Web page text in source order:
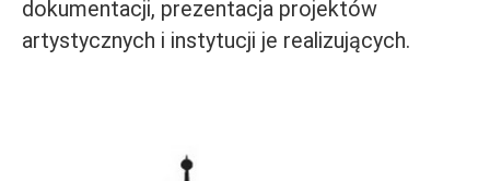
dokumentacji, prezentacja projektów
artystycznych i instytucji je realizujących.